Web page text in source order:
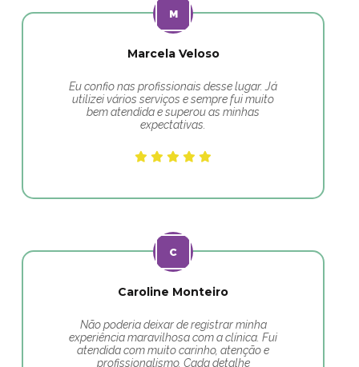
Marcela Veloso
Eu confio nas profissionais desse lugar. Já
utilizei vários serviços e sempre fui muito
bem atendida e superou as minhas
expectativas.
Caroline Monteiro
Não poderia deixar de registrar minha
experiência maravilhosa com a clínica. Fui
atendida com muito carinho, atenção e
profissionalismo. Cada detalhe